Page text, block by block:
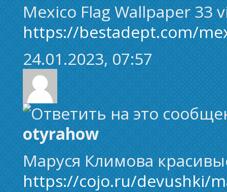
Mexico Flag Wallpaper 33
https://bestadept.com/
24.01.2023, 07:57
otyrahow
Маруся Климова
https://cojo.ru/devushki/